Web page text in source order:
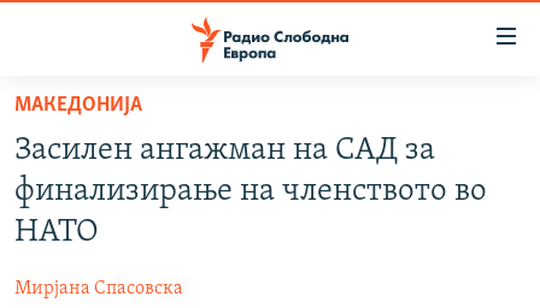
Оди
содржината
Оди
на
главната
навигација
СВЕТ
ВИЗУЕЛНО
ШТО ТРЕБА ДА ЗНАЕТЕ
МАКЕДОНИЈА
Засилен ангажман на САД за
финализирање на членството во
НАТО
Мирјана Спасовска